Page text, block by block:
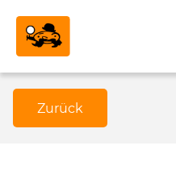
Zurück